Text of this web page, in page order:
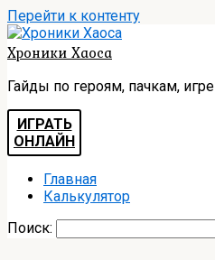
Перейти к контенту
Хроники Хаоса
Гайды по героям, пачкам, игре
ИГРАТЬ
ОНЛАЙН
Главная
Калькулятор
Поиск: